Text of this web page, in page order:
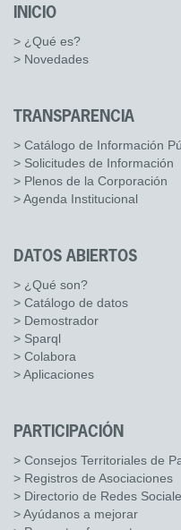
INICIO
> ¿Qué es?
> Novedades
TRANSPARENCIA
> Catálogo de Información
> Solicitudes de Información
> Plenos de la Corporación
> Agenda Institucional
DATOS ABIERTOS
> ¿Qué son?
> Catálogo de datos
> Demostrador
> Sparql
> Colabora
> Aplicaciones
PARTICIPACIÓN
> Consejos Territoriales de
> Registros de Asociaciones
> Directorio de Redes
> Ayúdanos a mejorar